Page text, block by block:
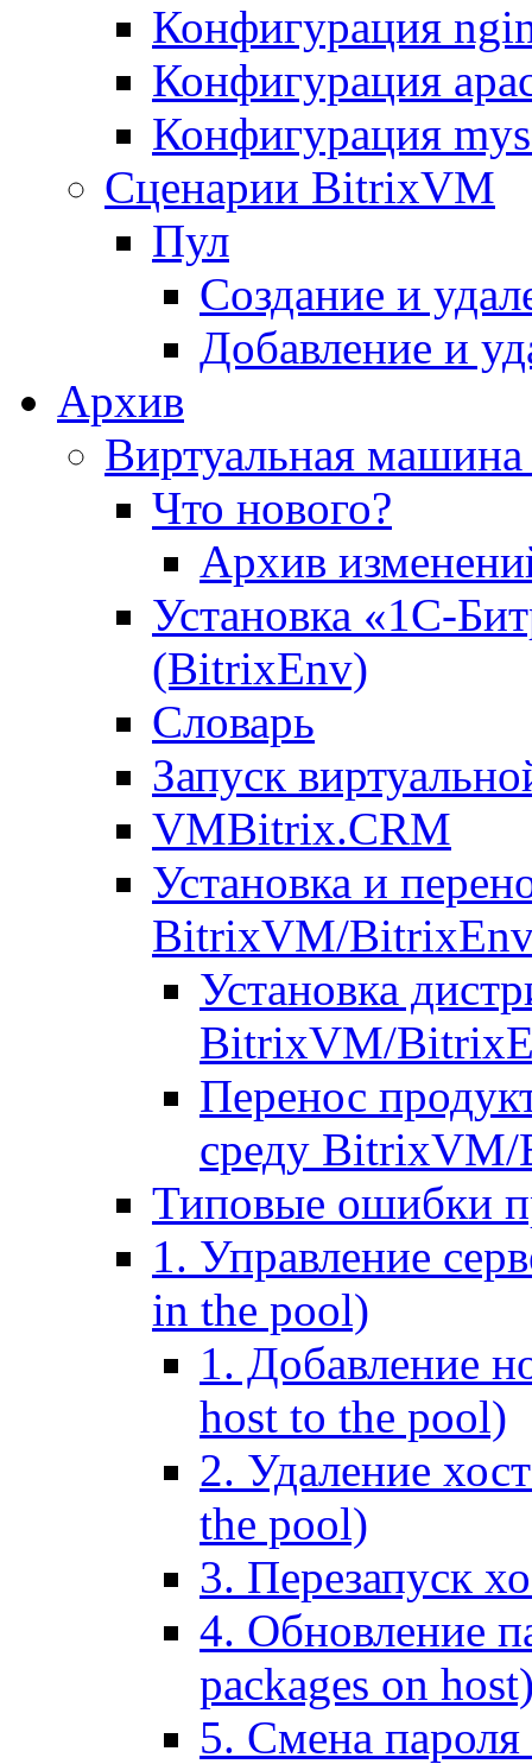
Конфигурация
Конфигурация
Конфигурация
Сценарии BitrixVM
Пул
Создание и
Добавление и
Архив
Виртуальная
Что нового?
Архив
Установка «1С-
(BitrixEnv)
Словарь
Запуск
VMBitrix.CRM
Установка и
BitrixVM/
Установка
BitrixVM/
Перенос
среду
Типовые ошибки
1. Управление
in the pool)
1. Добавление
host to the pool)
2. Удаление
the pool)
3. Перезапуск
4. Обновление
packages on
5. Смена пароля